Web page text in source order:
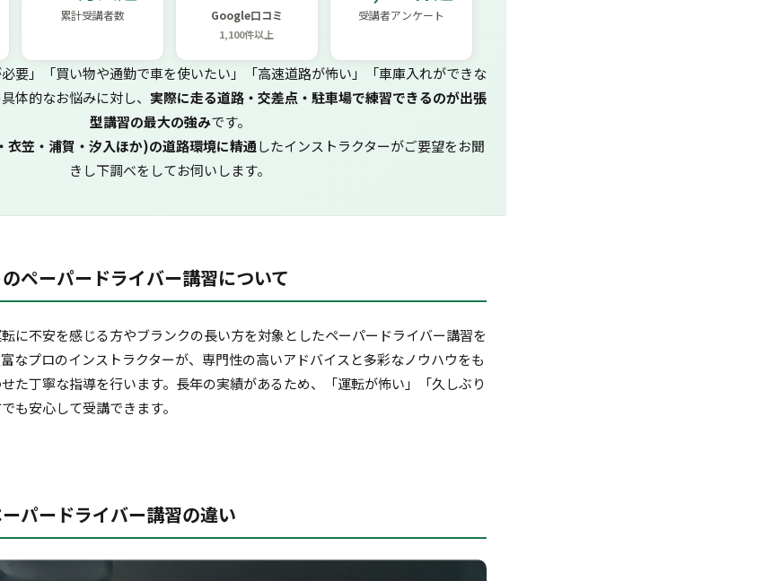
累計受講者数 Google口コミ
1,100件以上
受講者アンケート
必要」「買い物や通勤で車を使いたい」「高速道路が怖い」「車庫入れができな
体的なお悩みに対し、 実際に走る道路・交差点・駐車場で練習できるのが出張
型講習の最大の強みです。
衣笠・浦賀・汐入ほか)の道路環境に精通したインストラクターがご要望をお聞
きし下調べをしてお伺いします。
ペーパードライバー講習について
に不安を感じる方やブランクの長い方を対象としたペーパードライバー講習を
なプロのインストラクターが、専門性の高いアドバイスと多彩なノウハウをも
た丁寧な指導を行います。長年の実績があるため、「運転が怖い」「久しぶり
も安心して受講できます。
パードライバー講習の違い